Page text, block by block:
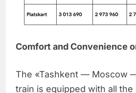
Comfort and Convenience
The «Tashkent — Moscow
train is equipped with all